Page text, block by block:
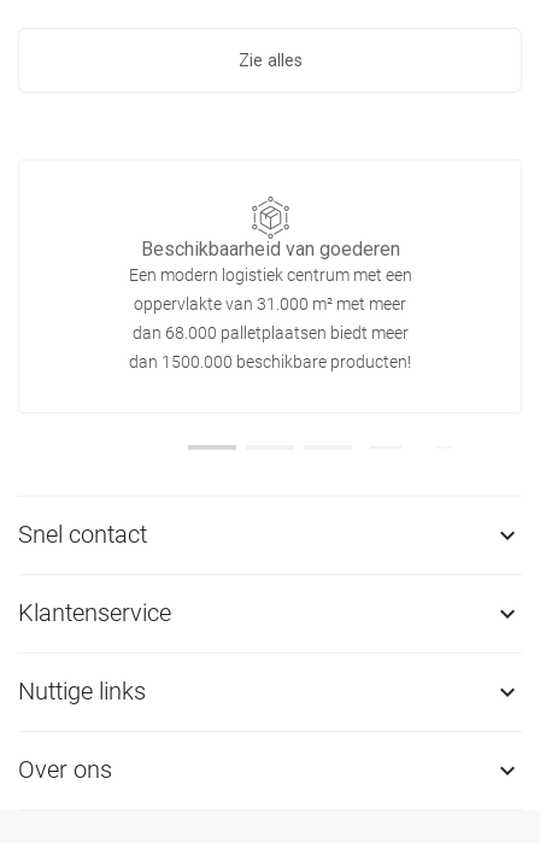
Zie alles
Beschikbaarheid van goederen
Een modern logistiek centrum met een
oppervlakte van 31.000 m² met meer
dan 68.000 palletplaatsen biedt meer
dan 1500.000 beschikbare producten!
Snel contact 
Klantenservice 
Nuttige links 
Over ons 